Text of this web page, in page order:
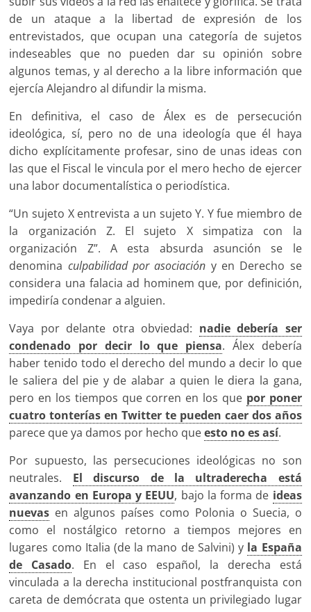
de un ataque a la libertad de expresión de los
entrevistados, que ocupan una categoría de sujetos
indeseables que no pueden dar su opinión sobre
algunos temas, y al derecho a la libre información que
ejercía Alejandro al difundir la misma.
En definitiva, el caso de Álex es de persecución
ideológica, sí, pero no de una ideología que él haya
dicho explícitamente profesar, sino de unas ideas con
las que el Fiscal le vincula por el mero hecho de ejercer
una labor documentalística o periodística.
“Un sujeto X entrevista a un sujeto Y. Y fue miembro de
la organización Z. El sujeto X simpatiza con la
organización Z”. A esta absurda asunción se le
denomina culpabilidad por asociación y en Derecho se
considera una falacia ad hominem que, por definición,
impediría condenar a alguien.
Vaya por delante otra obviedad: nadie debería ser
condenado por decir lo que piensa. Álex debería
haber tenido todo el derecho del mundo a decir lo que
le saliera del pie y de alabar a quien le diera la gana,
pero en los tiempos que corren en los que por poner
cuatro tonterías en Twitter te pueden caer dos años
parece que ya damos por hecho queesto no es así.
Por supuesto, las persecuciones ideológicas no son
neutrales. El discurso de la ultraderecha está
avanzando en Europa y EEUU, bajo la forma de ideas
nuevas en algunos países como Polonia o Suecia, o
como el nostálgico retorno a tiempos mejores en
lugares como Italia (de la mano de Salvini) y la España
de Casado. En el caso español, la derecha está
vinculada a la derecha institucional postfranquista con
careta de demócrata que ostenta un privilegiado lugar